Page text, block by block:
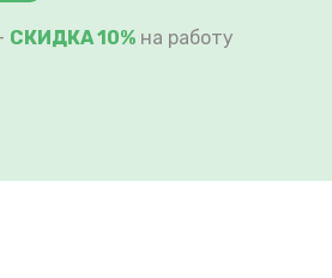
СКИДКА 10% на работу